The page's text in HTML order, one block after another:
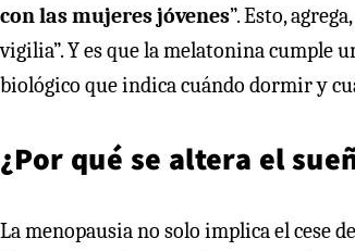
con las mujeres jóvenes”. Esto,
vigilia”. Y es que la melatonina cumple
biológico que indica cuándo dormir y
¿Por qué se altera el
La menopausia no solo implica el cese